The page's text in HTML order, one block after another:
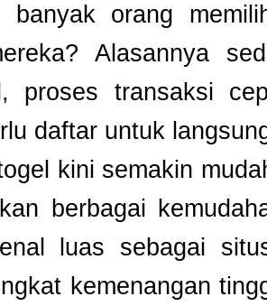
banyak orang
Alasannya
proses transaksi
daftar untuk
kini semakin
berbagai
luas sebagai
kemenangan